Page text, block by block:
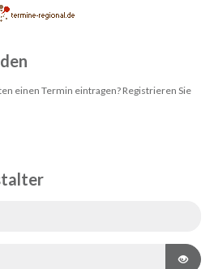
einen Termin eintragen? Registrieren Sie